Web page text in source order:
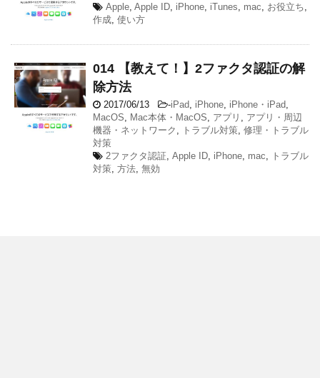
Apple, Apple ID, iPhone, iTunes, mac, お役立ち,
作成, 使い方
014 【教えて！】2ファクタ認証の解
除方法
2017/06/13 -iPad, iPhone, iPhone・iPad,
MacOS, Mac本体・MacOS, アプリ , アプリ・周辺
機器・ネットワーク , トラブル対策, 修理・トラブル
対策
2ファクタ認証, Apple ID, iPhone, mac,
トラブル
対策, 方法, 無効